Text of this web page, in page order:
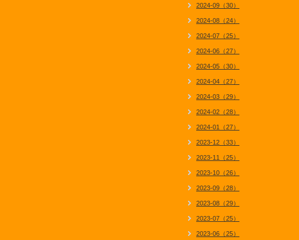
2024-09（30）
2024-08（24）
2024-07（25）
2024-06（27）
2024-05（30）
2024-04（27）
2024-03（29）
2024-02（28）
2024-01（27）
2023-12（33）
2023-11（25）
2023-10（26）
2023-09（28）
2023-08（29）
2023-07（25）
2023-06（25）